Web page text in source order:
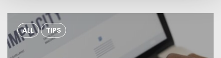
tecnici.
ALL TIPS